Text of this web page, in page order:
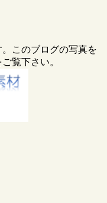
このブログの写真を
覧下さい。